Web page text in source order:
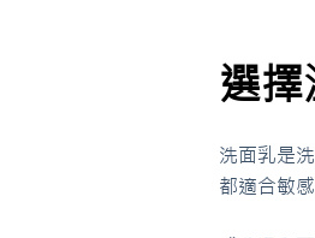
選
洗面乳是
都適合敏